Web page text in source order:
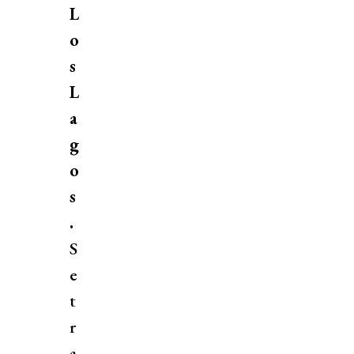
L
o
s
L
a
g
o
s
.
S
e
t
r